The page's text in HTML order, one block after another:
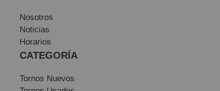
Nosotros
Noticias
Horarios
CATEGORÍA
Tornos Nuevos